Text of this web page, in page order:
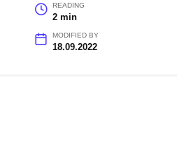
READING
2 min
MODIFIED BY
18.09.2022